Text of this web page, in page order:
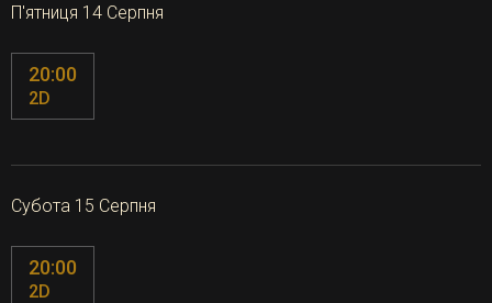
П'ятниця 14 Серпня
20:00
2D
Субота 15 Серпня
20:00
2D